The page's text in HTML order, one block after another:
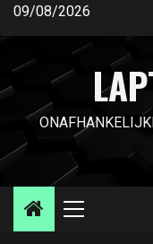
Ga
inhoud
09/08/2026
Primair